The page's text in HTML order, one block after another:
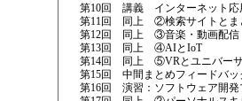
第10回 講義 インターネット
第11回 同上 ②検索サイトとま
第12回 同上 ③音楽・動画配信
第13回 同上 ④AIとIoT
第14回 同上 ⑤VRとユニバーサ
第15回 中間まとめフィードバッ
第16回 演習：ソフトウェア開